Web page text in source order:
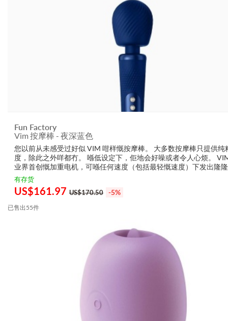
Fun Factory
Vim 按摩棒 - 夜深蓝色
您以前从未感受过好似 VIM 咁样慨按摩棒。 大多数按摩棒只提供纯
度，除此之外咩都冇。 喺低设定下，佢地会好噪或者令人心烦。
业界首创慨加重电机，可喺任何速度（包括最轻慨速度）下发出隆
动。 VIM 慨振动范围亦都比其他玩具更广，所以您可以喺游戏过程
何时刻（从热身到...
有存货
US$161.97 US$170.50 -5%
已售出55件